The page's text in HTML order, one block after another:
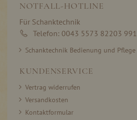
NOTFALL-HOTLINE
Für Schanktechnik
Telefon: 0043 5573 82203 991
Schanktechnik Bedienung und Pflege
KUNDENSERVICE
Vertrag widerrufen
Versandkosten
Kontaktformular